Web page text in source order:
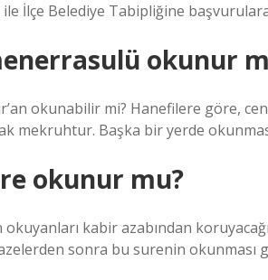
İlçe Belediye Tabipliğine
okunur
okunabilir mi? Hanefilere göre,
mekruhtur. Başka bir yerde
okunur mu?
kabir azabından
sonra bu surenin